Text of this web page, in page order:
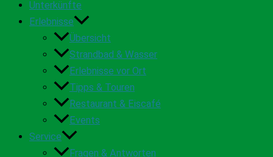
Unterkünfte
Erlebnisse
Übersicht
Strandbad & Wasser
Erlebnisse vor Ort
Tipps & Touren
Restaurant & Eiscafé
Events
Service
Fragen & Antworten